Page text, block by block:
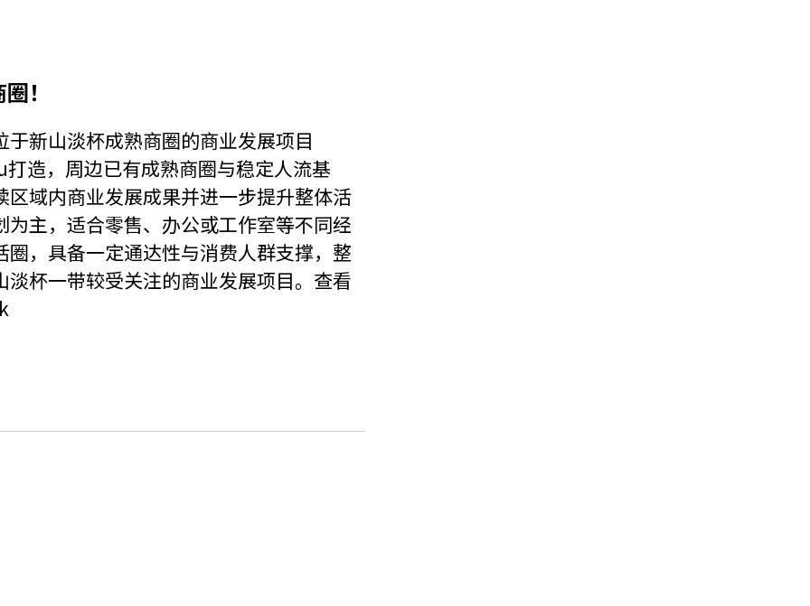
！
新山淡杯成熟商圈的商业发展项目
造，周边已有成熟商圈与稳定人流基
域内商业发展成果并进一步提升整体活
主，适合零售、办公或工作室等不同经
，具备一定通达性与消费人群支撑，整
杯一带较受关注的商业发展项目。查看